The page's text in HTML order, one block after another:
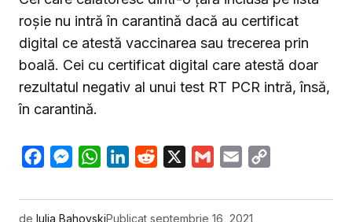
roșie nu intră în carantină dacă au certificat
digital ce atestă vaccinarea sau trecerea prin
boală. Cei cu certificat digital care atestă doar
rezultatul negativ al unui test RT PCR intră, însă,
în carantină.
FacebookMessenger
WhatsAppLinkedIn
Reddit Gmail Email
de Iulia BahovskiPublicat septembrie 16, 2021